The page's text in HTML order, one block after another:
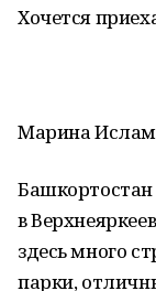
Хочется
Марина
в
здесь много
парки,